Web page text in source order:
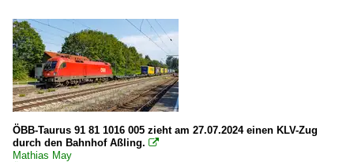
ÖBB-Taurus 91 81 1016 005 zieht am 27.07.2024 einen KLV-Zug
durch den Bahnhof Aßling. 
Mathias May